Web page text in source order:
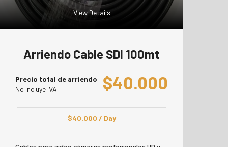
View Details
Arriendo Cable SDI 100mt
Precio total de arriendo
No incluye IVA
$40.000
$40.000 / Day